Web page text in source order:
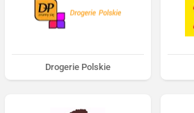
Drogerie Polskie